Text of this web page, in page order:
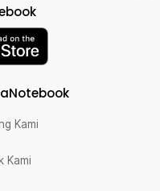
Kami
Kami